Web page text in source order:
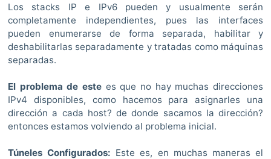
Los stacks IP e IPv6 pueden y usualmente serán
completamente independientes, pues las interfaces
pueden enumerarse de forma separada, habilitar y
deshabilitarlas separadamente y tratadas como máquinas
separadas.
El problema de este es que no hay muchas direcciones
IPv4 disponibles, como hacemos para asignarles una
dirección a cada host? de donde sacamos la dirección?
entonces estamos volviendo al problema inicial.
Túneles Configurados: Este es, en muchas maneras el